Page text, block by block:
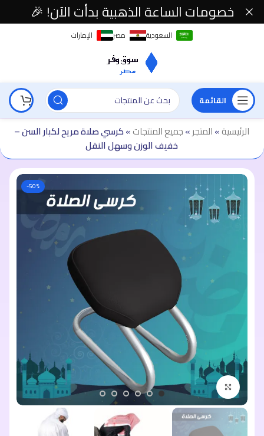
السعودية مصر الإمارات
القائمة
الرئيسية»المتجر»جميع المنتجات»كرسي صلاة مريح لكبار السن –
خفيف الوزن وسهل النقل
-50%
اضغط للتكبير
خصومات الساعة الذهبية بدأت الآن! 🎉